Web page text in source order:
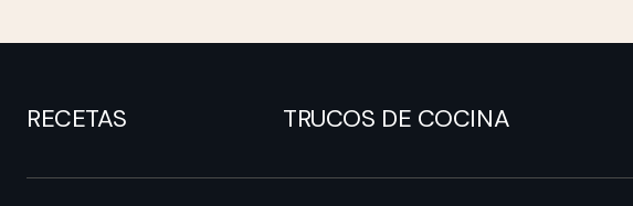
RECETAS TRUCOS DE COCINA